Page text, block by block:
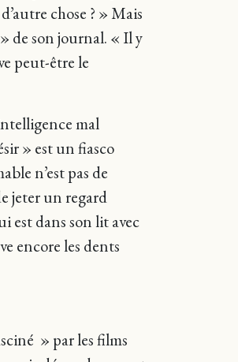
chose ? » Mais
de son journal. « Il y
peut-être le
mal
» est un fiasco
n’est pas de
jeter un regard
est dans son lit avec
encore les dents
» par les films